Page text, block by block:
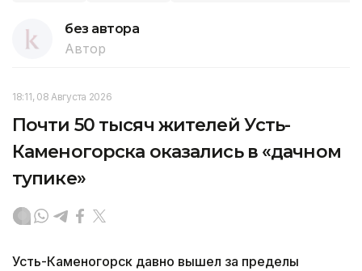
без автора
Автор
18:11, 08 Августа 2026
Почти 50 тысяч жителей Усть-
Каменогорска оказались в «дачном
тупике»
Усть-Каменогорск давно вышел за пределы